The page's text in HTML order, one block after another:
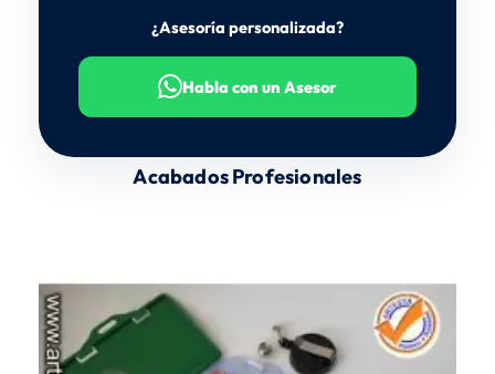
¿Asesoría personalizada?
Habla con un Asesor
Acabados Profesionales